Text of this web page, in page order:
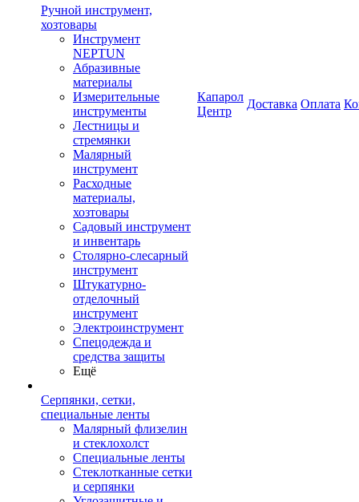
Ручной инструмент,
хозтовары
Инструмент
NEPTUN
Абразивные
материалы
Измерительные
инструменты
Лестницы и
стремянки
Малярный
инструмент
Расходные
материалы,
хозтовары
Садовый инструмент
и инвентарь
Столярно-слесарный
инструмент
Штукатурно-
отделочный
инструмент
Электроинструмент
Спецодежда и
средства защиты
Ещё
Серпянки, сетки,
специальные ленты
Малярный флизелин
и стеклохолст
Специальные ленты
Стеклотканные сетки
и серпянки
Капарол
Центр
Доставка Оплата